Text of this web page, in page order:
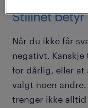
Stillhet betyr
Når du ikke får
negativt.
for dårlig, eller at
valgt noen
trenger ikke